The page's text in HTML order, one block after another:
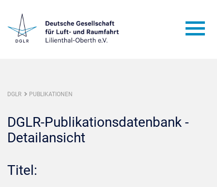
DGLR PUBLIKATIONEN
DGLR-Publikationsdatenbank -
Detailansicht
Titel: